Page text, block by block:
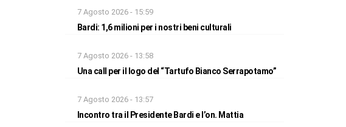
7 Agosto 2026 - 15:59
Bardi: 1,6 milioni per i nostri beni culturali
7 Agosto 2026 - 13:58
Una call per il logo del “Tartufo Bianco Serrapotamo”
7 Agosto 2026 - 13:57
Incontro tra il Presidente Bardi e l’on. Mattia